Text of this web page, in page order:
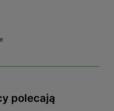
polecają